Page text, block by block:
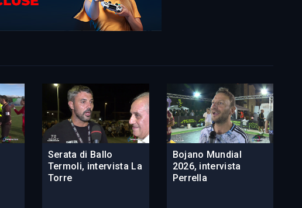
Serata di Ballo
Termoli, intervista La
Torre
Bojano Mundial
2026, intervista
Perrella